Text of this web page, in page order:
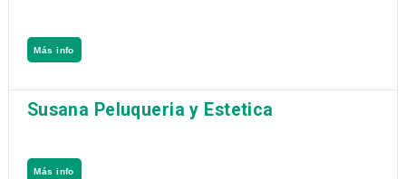
Más info
Susana Peluqueria y Estetica
Más info